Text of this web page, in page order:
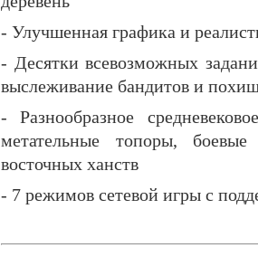
- Улучшенная графика и
- Десятки всевозможных
выслеживание бандитов и
- Разнообразное
метательные топоры,
восточных ханств
- 7 режимов сетевой игры с